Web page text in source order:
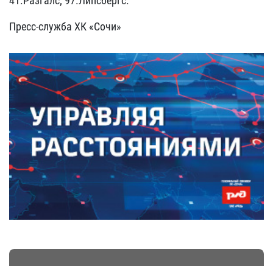
Пресс-служба ХК «Сочи»